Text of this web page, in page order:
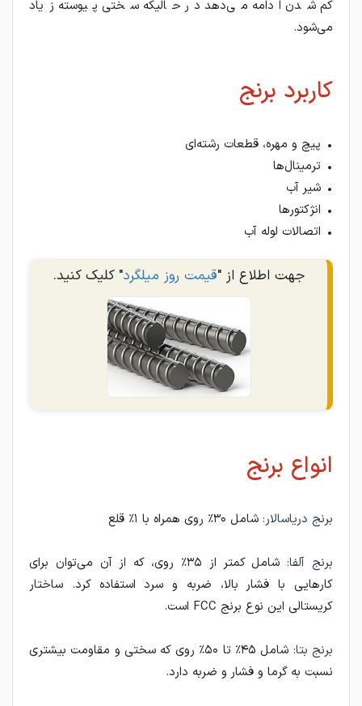
کم شدن ادامه می‌دهد در حالیکه سختی پیوسته زیاد
می‌شود.
کاربرد برنج
• پیچ و مهره، قطعات رشته‌ای
• ترمینال‌ها
• شیر آب
• انژکتورها
• اتصالات لوله آب
جهت اطلاع از "قیمت روز میلگرد" کلیک کنید.
انواع برنج
برنج دریاسالار: شامل ۳۰٪ روی همراه با ۱٪ قلع
برنج آلفا:
شامل کمتر از ۳۵٪ روی، که از آن می‌توان برای
کارهایی با فشار بالا، ضربه و سرد استفاده کرد. ساختار
کریستالی این نوع برنج FCC است.
برنج بتا:
شامل ۴۵٪ تا ۵۰٪ روی که سختی و مقاومت بیشتری
نسبت به گرما و فشار و ضربه دارد.